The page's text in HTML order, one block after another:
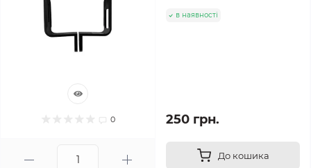
0
в наявності
250 грн.
До кошика